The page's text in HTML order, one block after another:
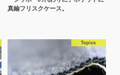
真鍮フリスクケース。
Topics